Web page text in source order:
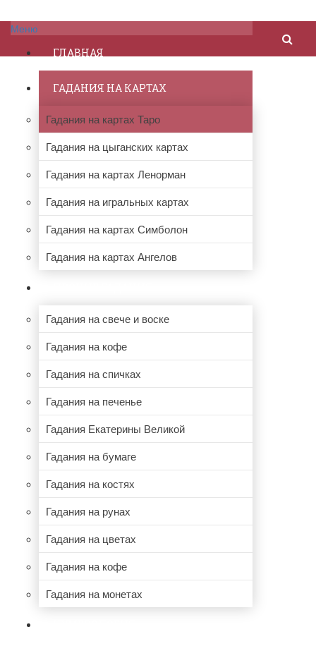
Меню
ГЛАВНАЯ
ГАДАНИЯ НА КАРТАХ
Гадания на картах Таро
Гадания на цыганских картах
Гадания на картах Ленорман
Гадания на игральных картах
Гадания на картах Симболон
Гадания на картах Ангелов
Гадания на свече и воске
Гадания на кофе
Гадания на спичках
Гадания на печенье
Гадания Екатерины Великой
Гадания на бумаге
Гадания на костях
Гадания на рунах
Гадания на цветах
Гадания на кофе
Гадания на монетах